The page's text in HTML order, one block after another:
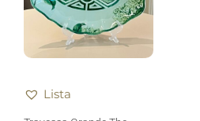
Lista